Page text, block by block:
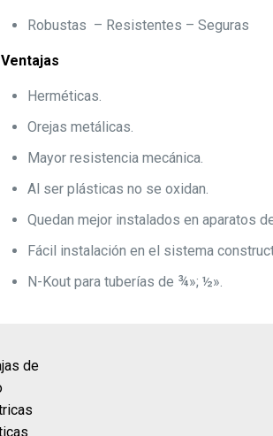
Robustas – Resistentes – Seguras
Ventajas
Herméticas.
Orejas metálicas.
Mayor resistencia mecánica.
Al ser plásticas no se oxidan.
Quedan mejor instalados en aparatos
Fácil instalación en el sistema
N-Kout para tuberías de ¾»; ½».